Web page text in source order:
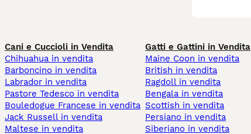
Cani e Cuccioli in Vendita
Chihuahua in vendita
Barboncino in vendita
Labrador in vendita
Pastore Tedesco in vendita
Bouledogue Francese in vendita
Jack Russell in vendita
Maltese in vendita
Gatti e Gattini in Vendita
Maine Coon in vendita
British in vendita
Ragdoll in vendita
Bengala in vendita
Scottish in vendita
Persiano in vendita
Siberiano in vendita